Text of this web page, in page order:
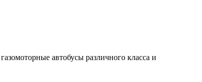
автобусы различного класса и